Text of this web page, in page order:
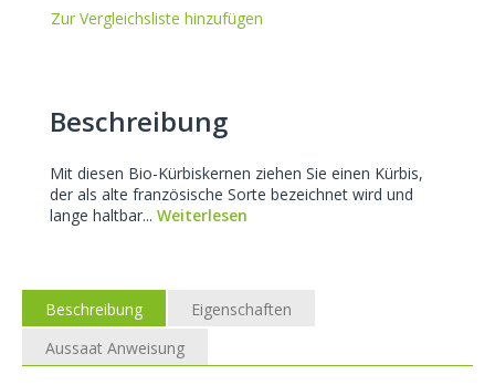
Zur Vergleichsliste hinzufügen
Beschreibung
Mit diesen Bio-Kürbiskernen ziehen Sie einen Kürbis,
der als alte französische Sorte bezeichnet wird und
lange haltbar... Weiterlesen
Beschreibung
Eigenschaften
Aussaat Anweisung